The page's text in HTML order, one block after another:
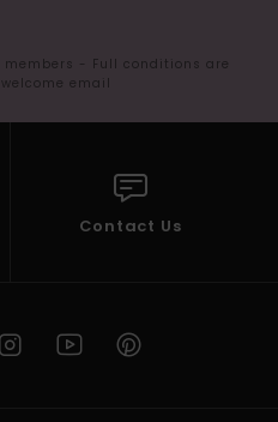
- Full conditions are
email
Contact Us